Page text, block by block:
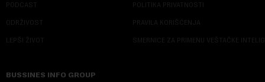
PODCAST
ODRŽIVOST
LEPŠI ŽIVOT
POLITIKA PRIVATNOSTI
PRAVILA KORIŠĆENJA
SMERNICE ZA PRIMENU VEŠTAČKE
BUSSINES INFO GROUP